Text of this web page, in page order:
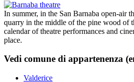
In summer, in the San Barnaba open-air
quarry in the middle of the pine wood of
calendar of theatre performances and
place.
Vedi comune di appartenenza
Valderice